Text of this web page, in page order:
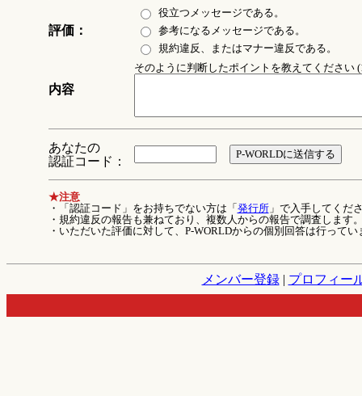
評価：
役立つメッセージである。
参考になるメッセージである。
規約違反、またはマナー違反である。
内容
そのように判断したポイントを教えてください
あなたの
認証コード：
★注意
・「認証コード」をお持ちでない方は「 発行所」で入手してくだ
・規約違反の報告も兼ねており、複数人からの報告で調査します
・いただいた評価に対して、P-WORLDからの個別回答は行ってい
メンバー登録| プロフィー